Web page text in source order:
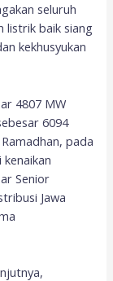
seluruh
listrik baik siang
kekhusyukan
4807 MW
6094
pada
Senior
Jawa